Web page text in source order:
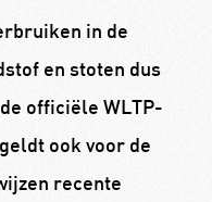
in de
en stoten dus
officiële WLTP-
ook voor de
recente